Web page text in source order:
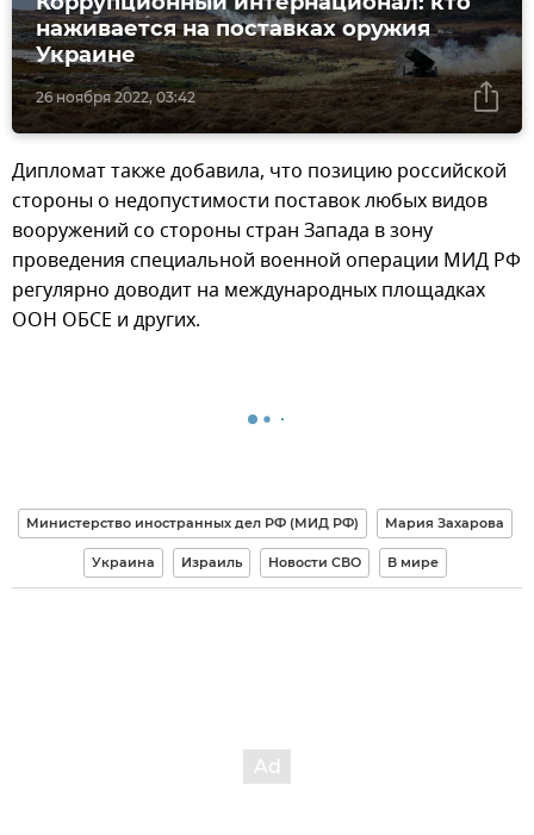
26 ноября 2022, 03:42
наживается на поставках оружия
Украине
Дипломат также добавила, что позицию российской
стороны о недопустимости поставок любых видов
вооружений со стороны стран Запада в зону
проведения специальной военной операции МИД РФ
регулярно доводит на международных площадках
ООН ОБСЕ и других.
Министерство иностранных дел РФ (МИД РФ) Мария Захарова
Украина Израиль Новости СВО В мире